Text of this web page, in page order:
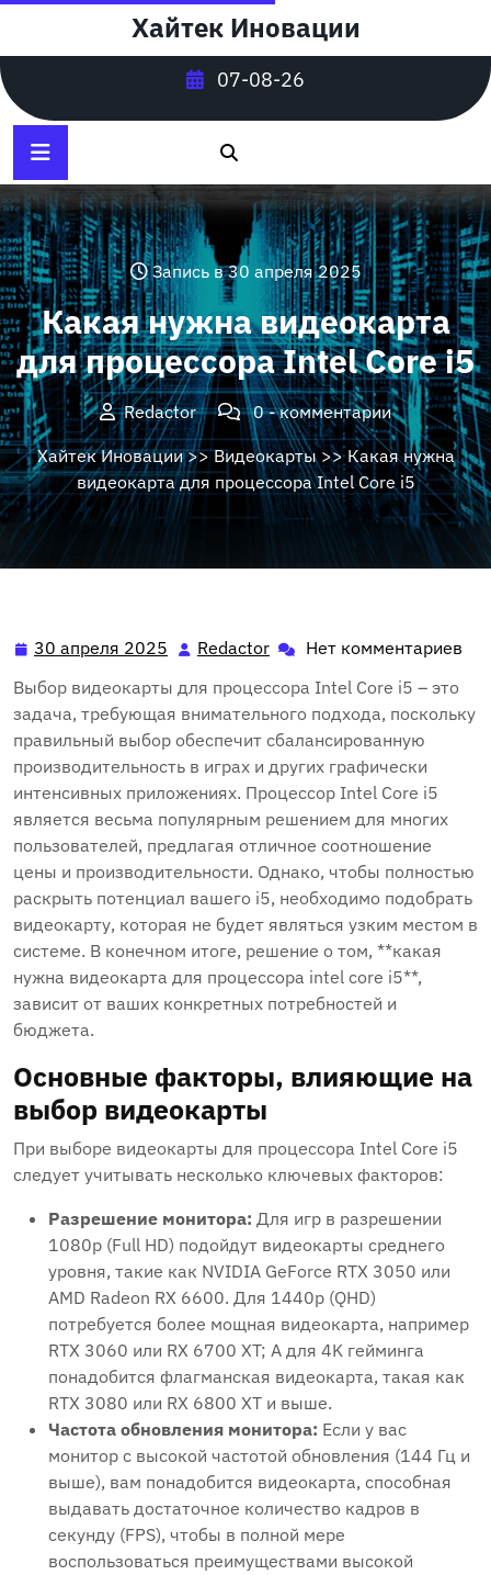
содержимому
Хайтек Иновации
07-08-26
Запись в 30 апреля 2025
Какая нужна видеокарта
для процессора Intel Core i5
Redactor
0 - комментарии
Хайтек Иновации>>Видеокарты>> Какая нужна
видеокарта для процессора Intel Core i5
30 апреля 2025 30
2025
Redactor Redactor
Нет комментариев
Выбор видеокарты для процессора Intel Core i5 – это
задача, требующая внимательного подхода, поскольку
правильный выбор обеспечит сбалансированную
производительность в играх и других графически
интенсивных приложениях. Процессор Intel Core i5
является весьма популярным решением для многих
пользователей, предлагая отличное соотношение
цены и производительности. Однако, чтобы полностью
раскрыть потенциал вашего i5, необходимо подобрать
видеокарту, которая не будет являться узким местом в
системе. В конечном итоге, решение о том, **какая
нужна видеокарта для процессора intel core i5**,
зависит от ваших конкретных потребностей и
бюджета.
Основные факторы, влияющие на
выбор видеокарты
При выборе видеокарты для процессора Intel Core i5
следует учитывать несколько ключевых факторов:
Разрешение монитора: Для игр в разрешении
1080p (Full HD) подойдут видеокарты среднего
уровня, такие как NVIDIA GeForce RTX 3050 или
AMD Radeon RX 6600. Для 1440p (QHD)
потребуется более мощная видеокарта, например
RTX 3060 или RX 6700 XT; А для 4K гейминга
понадобится флагманская видеокарта, такая как
RTX 3080 или RX 6800 XT и выше.
Частота обновления монитора: Если у вас
монитор с высокой частотой обновления (144 Гц и
выше), вам понадобится видеокарта, способная
выдавать достаточное количество кадров в
секунду (FPS), чтобы в полной мере
воспользоваться преимуществами высокой